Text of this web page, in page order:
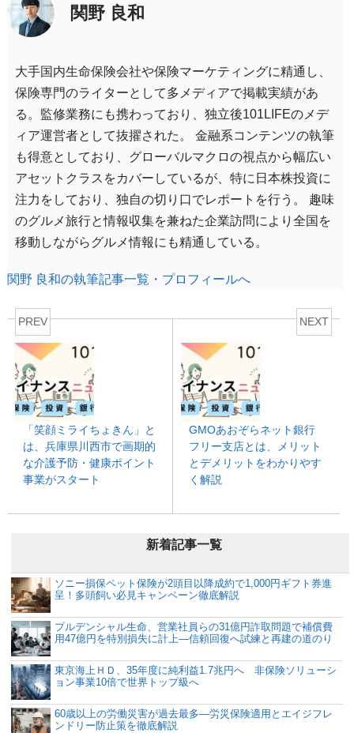
関野 良和
大手国内生命保険会社や保険マーケティングに精通し、
保険専門のライターとして多メディアで掲載実績があ
る。監修業務にも携わっており、独立後101LIFEのメデ
ィア運営者として抜擢された。 金融系コンテンツの執筆
も得意としており、グローバルマクロの視点から幅広い
アセットクラスをカバーしているが、特に日本株投資に
注力をしており、独自の切り口でレポートを行う。 趣味
のグルメ旅行と情報収集を兼ねた企業訪問により全国を
移動しながらグルメ情報にも精通している。
関野 良和の執筆記事一覧・プロフィールへ
PREV
「笑顔ミライちょきん」と
は、兵庫県川西市で画期的
な介護予防・健康ポイント
事業がスタート
NEXT
GMOあおぞらネット銀行
フリー支店とは、メリット
とデメリットをわかりやす
く解説
新着記事一覧
ソニー損保ペット保険が2頭目以降成約で1,000円ギフト券進
呈！多頭飼い必見キャンペーン徹底解説
プルデンシャル生命、営業社員らの31億円詐取問題で補償費
用47億円を特別損失に計上―信頼回復へ試練と再建の道のり
東京海上ＨＤ、35年度に純利益1.7兆円へ 非保険ソリューシ
ョン事業10倍で世界トップ級へ
60歳以上の労働災害が過去最多―労災保険適用とエイジフレ
ンドリー防止策を徹底解説